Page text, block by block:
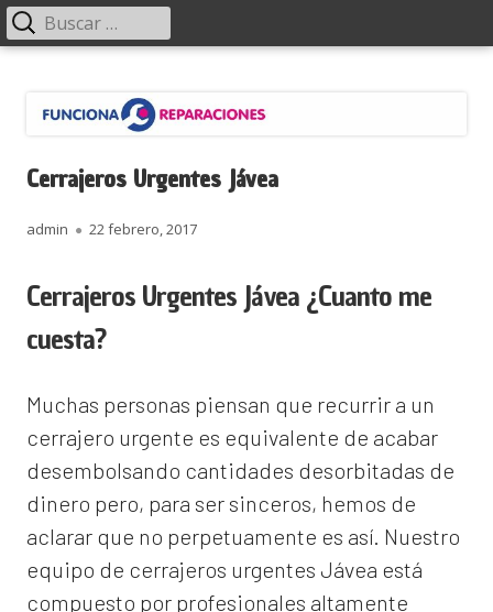
contenido
Menú
principal Buscar:
Cerrajeros Urgentes Jávea
Autor
admin
Publicado
22 febrero, 2017
Cerrajeros Urgentes Jávea ¿Cuanto me
cuesta?
Muchas personas piensan que recurrir a un
cerrajero urgente es equivalente de acabar
desembolsando cantidades desorbitadas de
dinero pero, para ser sinceros, hemos de
aclarar que no perpetuamente es así. Nuestro
equipo de cerrajeros urgentes Jávea está
compuesto por profesionales altamente